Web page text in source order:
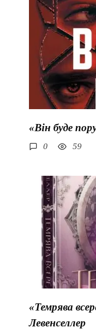
«Він буде
0 59
«Темрява
Левенселлер